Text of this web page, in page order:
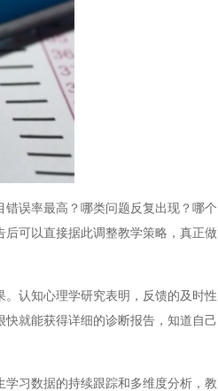
误率最高？哪类问题反复出现？哪个
可以直接据此调整教学策略，真正做
认知心理学研究表明，反馈的及时性
就能获得详细的诊断报告，知道自己
习数据的持续跟踪和多维度分析，教